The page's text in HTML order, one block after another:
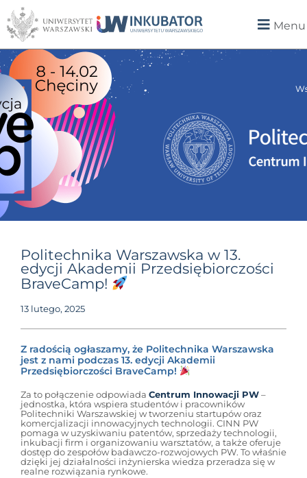
Menu
Politechnika Warszawska w 13.
edycji Akademii Przedsiębiorczości
BraveCamp!
13 lutego, 2025
Z radością ogłaszamy, że Politechnika Warszawska
jest z nami podczas 13. edycji Akademii
Przedsiębiorczości BraveCamp!
Za to połączenie odpowiada Centrum Innowacji PW –
jednostka, która wspiera studentów i pracowników
Politechniki Warszawskiej w tworzeniu startupów oraz
komercjalizacji innowacyjnych technologii. CINN PW
pomaga w uzyskiwaniu patentów, sprzedaży technologii,
inkubacji firm i organizowaniu warsztatów, a także oferuje
dostęp do zespołów badawczo-rozwojowych PW. To właśnie
dzięki jej działalności inżynierska wiedza przeradza się w
realne rozwiązania rynkowe.